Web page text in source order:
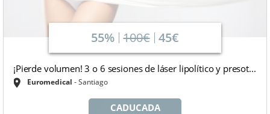
55% 100€ 45€
¡Pierde volumen! 3 o 6 sesiones de láser lipolítico y presot...
Euromedical Santiago
CADUCADA